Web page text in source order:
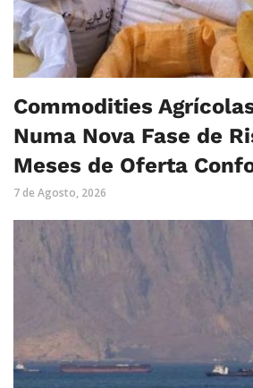
Commodities
Numa Nova Fase de
Meses de Oferta
7 de Agosto, 2026